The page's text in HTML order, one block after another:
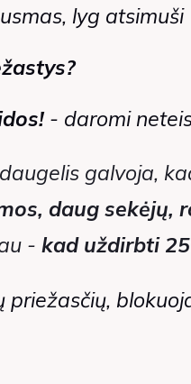
lyg
- daromi
galvoja,
daug sekėjų,
- kad uždirbti
priežasčių,